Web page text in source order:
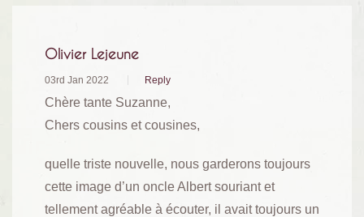
Olivier Lejeune
03rd Jan 2022 Reply
Chère tante Suzanne,
Chers cousins et cousines,
quelle triste nouvelle, nous garderons toujours
cette image d’un oncle Albert souriant et
tellement agréable à écouter, il avait toujours un